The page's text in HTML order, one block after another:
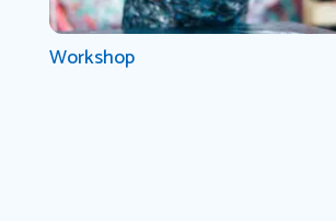
Workshop